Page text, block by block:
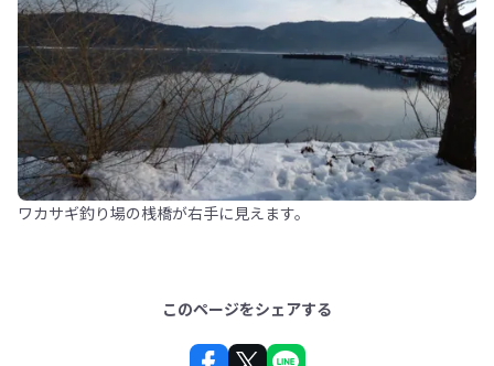
ワカサギ釣り場の桟橋が右手に見えます。
このページをシェアする